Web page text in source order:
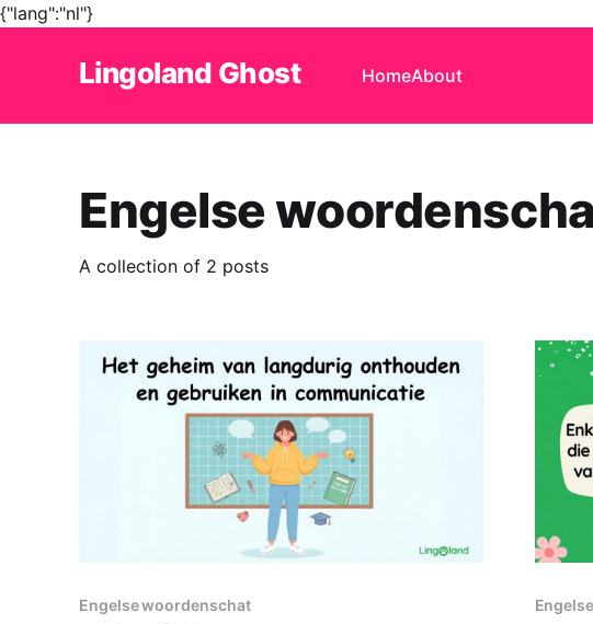
{"lang":"nl"}
Lingoland Ghost HomeAbout
Engelse
A collection of 2 posts
Engelse woordenschat